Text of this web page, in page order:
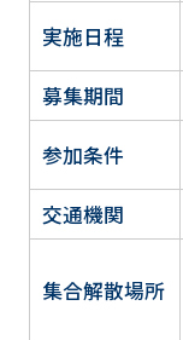
実施日程
募集期間
参加条件
交通機関
集合解散場所